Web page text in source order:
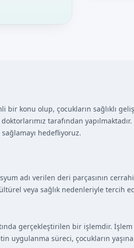
bir konu olup, çocukların sağlıklı
tarafından
hedefliyoruz.
adı verilen deri parçasının
veya sağlık nedenleriyle tercih
gerçekleştirilen bir işlemdir. İşlem
uygulanma süreci, çocukların